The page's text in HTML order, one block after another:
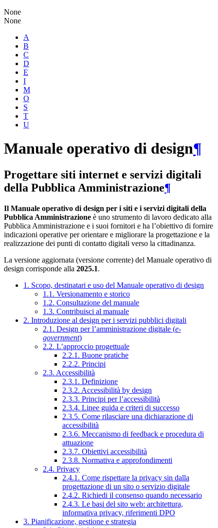
None
None
A
B
C
D
E
I
M
O
S
T
U
Manuale operativo di design¶
Progettare siti internet e servizi digitali
della Pubblica Amministrazione¶
Il Manuale operativo di design per i siti e i servizi digitali della
Pubblica Amministrazione è uno strumento di lavoro dedicato alla
Pubblica Amministrazione e i suoi fornitori e ha l’obiettivo di fornire
indicazioni operative per orientare e migliorare la progettazione e la
realizzazione dei punti di contatto digitali verso la cittadinanza.
La versione aggiornata (versione corrente) del Manuale operativo di
design corrisponde alla 2025.1.
1. Scopo, destinatari e uso del Manuale operativo di design
1.1. Versionamento e storico
1.2. Consultazione del manuale
1.3. Contribuisci al manuale
2. Introduzione al design per i servizi pubblici digitali
2.1. Design per l’amministrazione digitale (e-
government)
2.2. L’approccio progettuale
2.2.1. Buone pratiche
2.2.2. Principi
2.3. Accessibilità
2.3.1. Definizione
2.3.2. Accessibilità by design
2.3.3. Principi per l’accessibilità
2.3.4. Linee guida e criteri di successo
2.3.5. Come rilasciare una dichiarazione di
accessibilità
2.3.6. Meccanismo di feedback e procedura di
attuazione
2.3.7. Obiettivi accessibilità
2.3.8. Normativa e approfondimenti
2.4. Privacy
2.4.1. Come rispettare la privacy sin dalla
progettazione di un sito o servizio digitale
2.4.2. Richiedi il consenso quando necessario
2.4.3. Le basi del sito web: architettura,
informativa privacy, riferimenti DPO
3. Pianificazione, gestione e strategia